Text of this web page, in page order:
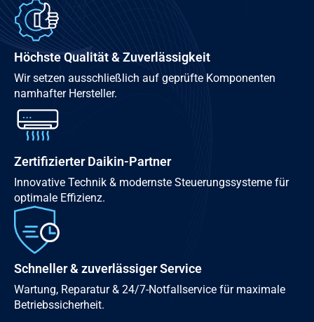
Höchste Qualität & Zuverlässigkeit
Wir setzen ausschließlich auf geprüfte Komponenten
namhafter Hersteller.
Zertifizierter Daikin-Partner
Innovative Technik & modernste Steuerungssysteme für
optimale Effizienz.
Schneller & zuverlässiger Service
Wartung, Reparatur & 24/7-Notfallservice für maximale
Betriebssicherheit.